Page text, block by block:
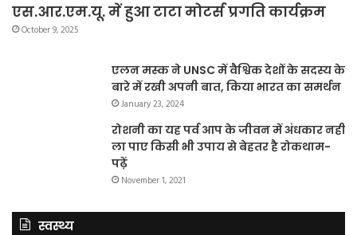
एस.आर.एम.यू. में हुआ टाटा मोटर्स प्रगति कार्यक्रम
October 9, 2025
एलन मस्क ने UNSC में वैश्विक देशों के सदस्य के
बारे में रखी अपनी बात, किया भारत का समर्थन
January 23, 2024
रोशनी का यह पर्व आप के जीवन में अंधकार नहीं
ला पाए किसी भी उपाय से बेहतर है रोकथाम-
पढ़ें
November 1, 2021
स्वस्थ्य